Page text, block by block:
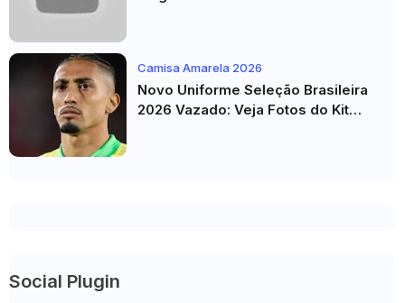
Camisa Amarela 2026
Novo Uniforme Seleção Brasileira
2026 Vazado: Veja Fotos do Kit
Social Plugin